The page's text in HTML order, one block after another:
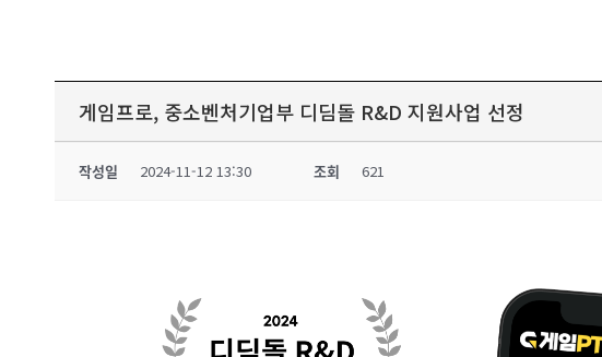
게임프로, 중소벤처기업부 디딤돌 R&D 지원사업 선정
작성일 2024-11-12 13:30 조회 621